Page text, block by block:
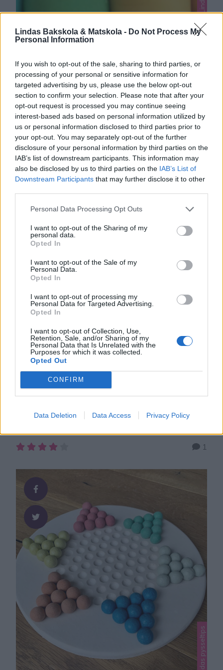
Lindas Bakskola & Matskola - Do Not Process My
Personal Information
If you wish to opt-out of the sale, sharing to third parties, or
processing of your personal or sensitive information for
targeted advertising by us, please use the below opt-out
section to confirm your selection. Please note that after your
opt-out request is processed you may continue seeing
interest-based ads based on personal information utilized by
us or personal information disclosed to third parties prior to
your opt-out. You may separately opt-out of the further
disclosure of your personal information by third parties on the
IAB’s list of downstream participants. This information may
also be disclosed by us to third parties on the IAB’s List of
Downstream Participants that may further disclose it to other
Personal Data Processing Opt Outs
I want to opt-out of the Sharing of my
personal data.
Opted In
I want to opt-out of the Sale of my
Personal Data.
Opted In
I want to opt-out of processing my
Personal Data for Targeted Advertising.
Opted In
I want to opt-out of Collection, Use,
Retention, Sale, and/or Sharing of my
Personal Data that Is Unrelated with the
Purposes for which it was collected.
Opted Out
CONFIRM
Data Deletion Data Access Privacy Policy
PLAY DOH LERA
Mjuk, härlig Play Doh lera som är klar på 5–10 min!
SOCKERBITSLYKTA
Sockerbitslyktan sprider ett supermysigt sken i
bakskola på Instagram (klicka här!) En mysig, superfin
lykta byggd av sockerbitar. Ett roligt julpyssel för hela
kartongaluminiumfoliesockerbitarlim (ej brandfarligt!)
eller kristyr som du gör av florsocker och
äggvitavärmeljus GÖR SÅ HÄR1. Klipp ut en cirkel, ca
10 cm i diameter ur …
1
Lindas pysseltips